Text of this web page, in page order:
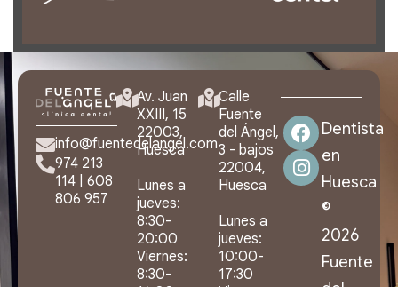
info@fuentedelangel.com
974 213
114
608
806 957
Av. Juan
XXIII, 15
22003,
Huesca
Lunes a
jueves:
8:30-
20:00
Viernes:
8:30-
Calle
Fuente
del Ángel,
3 - bajos
22004,
Huesca
Lunes a
jueves:
10:00-
17:30
Dentista
en
Huesca
©
2026
Fuente